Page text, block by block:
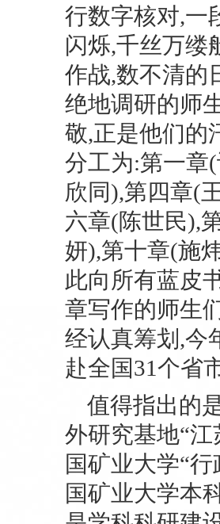
行数字核对,一
闪烁,千丝万缕
作战,数不清的
绝地调研的师
敬,正是他们的
分工为:第一章(
欣同),第四章(
六章(陈世民),
妍),第十章(施
此向所有蓝皮
章写作的师生
经认真筹划 ,今
赴全国31个省
值得指出的
外研究基地“江
国矿业大学“行
国矿业大学本